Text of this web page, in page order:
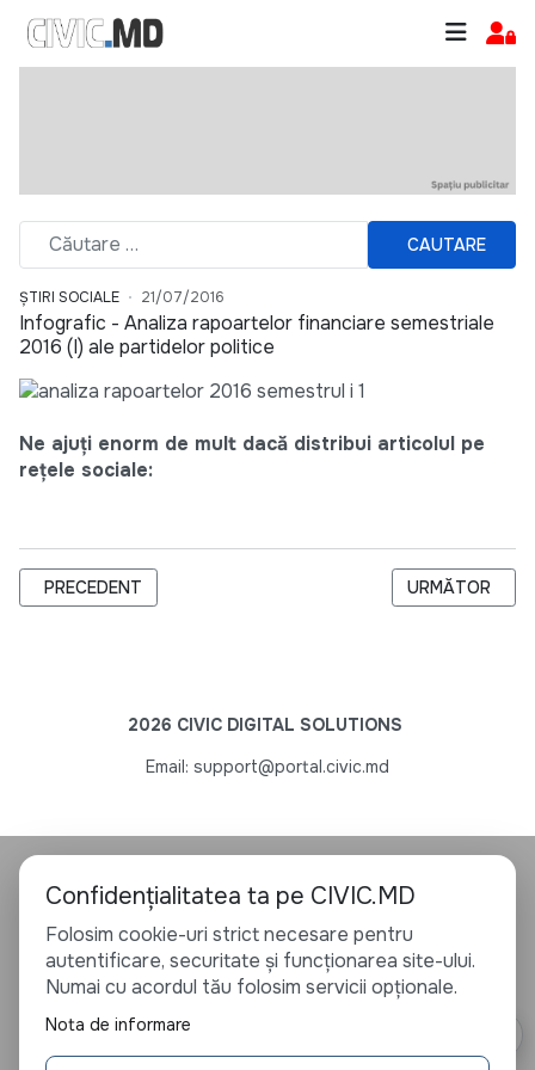
CAUTARE
ȘTIRI SOCIALE 21/07/2016
Infografic - Analiza rapoartelor financiare semestriale
2016 (I) ale partidelor politice
Ne ajuți enorm de mult dacă distribui articolul pe
rețele sociale:
ARTICOL PRECEDENT: AGRICULTORII, USCAȚI DE CRIZĂ, ÎN
PRECEDENT ARTICOLUL
URMĂTOR
2026 CIVIC DIGITAL SOLUTIONS
Email: support@portal.civic.md
Confidențialitatea ta pe CIVIC.MD
Folosim cookie-uri strict necesare pentru
autentificare, securitate și funcționarea site-ului.
Numai cu acordul tău folosim servicii opționale.
Nota de informare